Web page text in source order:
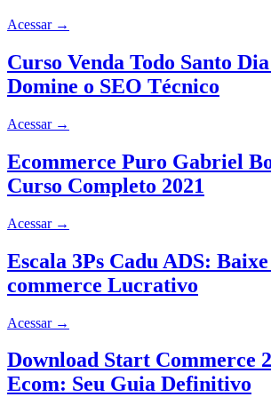
Acessar →
Curso Venda Todo Santo
Domine o SEO Técnico
Acessar →
Ecommerce Puro Gabriel
Curso Completo 2021
Acessar →
Escala 3Ps Cadu ADS:
commerce Lucrativo
Acessar →
Download Start Commerce
Ecom: Seu Guia Definitivo